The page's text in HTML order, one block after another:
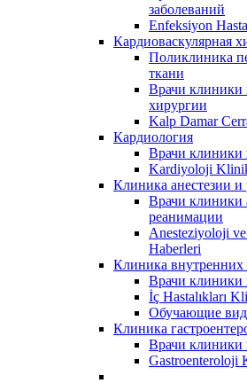
заболеваний
Enfeksiyon
Кардиоваскулярная
Поликлиника
ткани
Врачи клиники
хирургии
Kalp Damar
Кардиология
Врачи клиники
Kardiyoloji
Клиника анестезии
Врачи клиники
реанимации
Anesteziyoloji
Haberleri
Клиника внутренних
Врачи клиники
İç Hastalıkları
Обучающие
Клиника
Врачи клиники
Gastroenteroloji